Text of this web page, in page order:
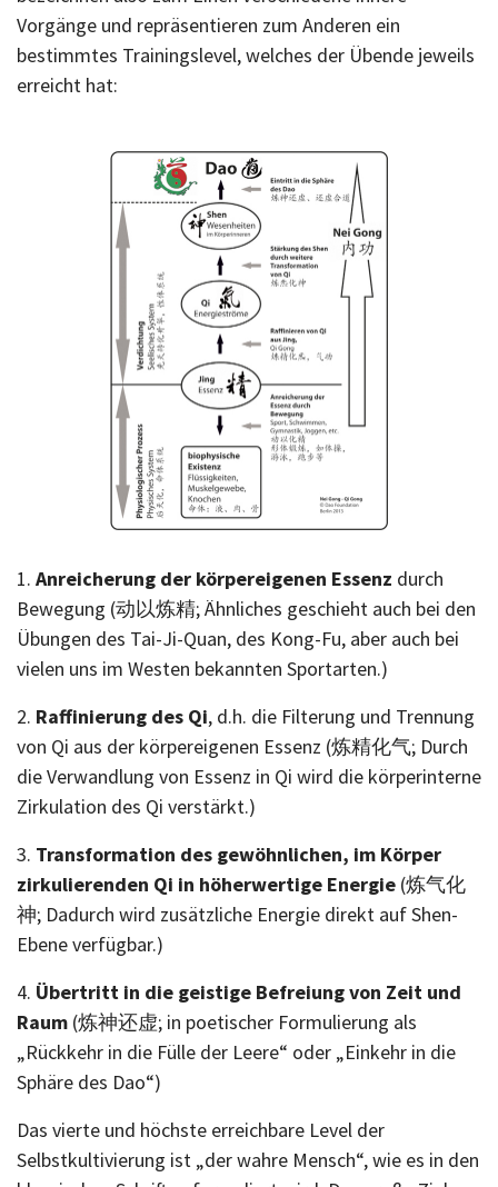
Vorgänge und repräsentieren zum Anderen ein
bestimmtes Trainingslevel, welches der Übende jeweils
erreicht hat:
1. Anreicherung der körpereigenen Essenz durch
Bewegung (动以炼精; Ähnliches geschieht auch bei den
Übungen des Tai-Ji-Quan, des Kong-Fu, aber auch bei
vielen uns im Westen bekannten Sportarten.)
2. Raffinierung des Qi, d.h. die Filterung und Trennung
von Qi aus der körpereigenen Essenz (炼精化气; Durch
die Verwandlung von Essenz in Qi wird die körperinterne
Zirkulation des Qi verstärkt.)
3. Transformation des gewöhnlichen, im Körper
zirkulierenden Qi in höherwertige Energie (炼气化
神; Dadurch wird zusätzliche Energie direkt auf Shen-
Ebene verfügbar.)
4. Übertritt in die geistige Befreiung von Zeit und
Raum (炼神还虚; in poetischer Formulierung als
„Rückkehr in die Fülle der Leere“ oder „Einkehr in die
Sphäre des Dao“)
Das vierte und höchste erreichbare Level der
Selbstkultivierung ist „der wahre Mensch“, wie es in den